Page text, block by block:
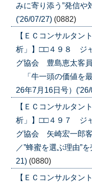
みに寄り添う”発信や
('26/07/27) (0882)
【ＥＣコンサルタン
析」】□□４９８ ジ
グ協会 豊島恵太客
「牛一頭の価値を
26年7月16日号）
【ＥＣコンサルタン
析」】□□４９７ ジ
グ協会 矢崎宏一郎
／”蜂蜜を選ぶ理由”
21) (0880)
【ＥＣコンサルタン